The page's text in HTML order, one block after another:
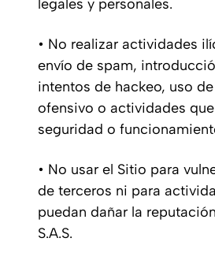
legales y personales.
• No realizar actividades
envío de spam,
intentos de hackeo, uso
ofensivo o actividades
seguridad o
• No usar el Sitio para
de terceros ni para
puedan dañar la
S.A.S.